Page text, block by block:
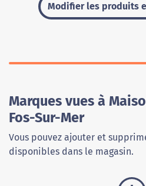
Modifier les produits
Marques vues à
Fos-Sur-Mer
Vous pouvez ajouter et
disponibles dans le magasin.